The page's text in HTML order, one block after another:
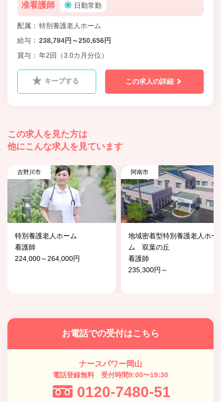
准看護師 日勤常勤
配属
特別養護老人ホーム
給与
238,784円～250,656円
賞与
年2回（3.0カ月分位）
キープする この求人の詳細
この求人を見た方は
他にこんな求人を見ています
吉野川市
特別養護老人ホーム
看護師
224,000～264,000円
阿南市
地域密着型特別養護老人ホー
ム 双葉の丘
看護師
235,300円～
お電話での受付はこちら
ナースパワー岡山
電話登録無料 受付時間9:00〜19:30
0120-7480-51